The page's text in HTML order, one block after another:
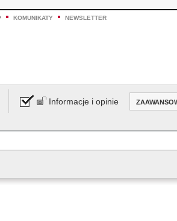
KOMUNIKATY NEWSLETTER
Informacje i opinie